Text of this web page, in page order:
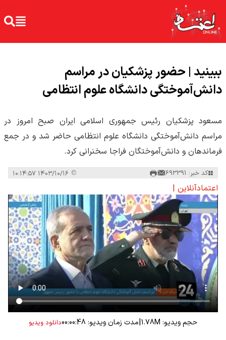
ببینید | حضور پزشکیان در مراسم
دانش‌آموختگی دانشگاه علوم انتظامی
مسعود پزشکیان رئیس جمهوری اسلامی ایران صبح امروز در
مراسم دانش‌آموختگی دانشگاه علوم انتظامی حاضر شد و در جمع
فرماندهان و دانش‌آموختگان فراجا سخنرانی کرد.
کد خبر: 693391
اعتمادآنلاین |
حجم ویدیو: 1.78M |مدت زمان ویدیو: 00:00:48 دانلود ویدیو